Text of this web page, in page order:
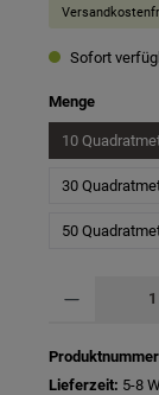
Sofort
Menge
10
30
50
Lieferzeit: 5-8